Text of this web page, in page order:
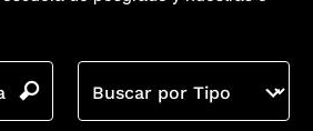
Buscar por Tipo